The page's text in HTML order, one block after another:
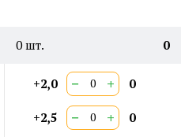
0шт. 0
+2,0 − + 0
+2,5 − + 0